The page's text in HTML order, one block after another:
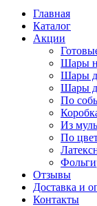
Главная
Каталог
Акции
Шары
Шары
Шары
По
Из
По
Отзывы
Доставка и
Контакты